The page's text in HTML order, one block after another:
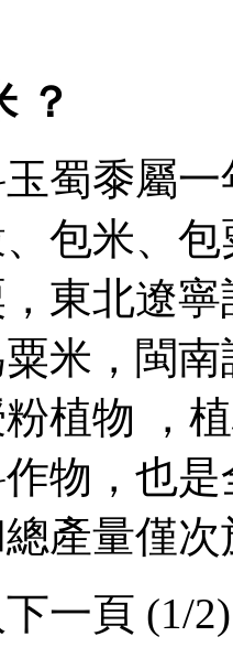
？
黍屬一年生
、包米、
粟，東北
為粟米，
物 ，植
，也
產量僅次
一頁 (1/2)